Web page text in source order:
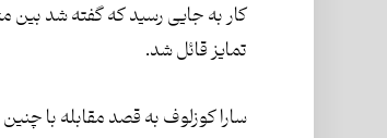
کار به جایی رسید که گفته شد بین
تمایز قائل شد.
سارا کوزلوف به قصد مقابله با